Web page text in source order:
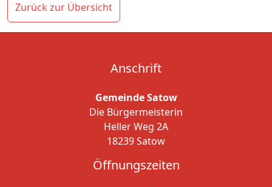
Zurück zur Übersicht
Anschrift
Gemeinde Satow
Die Bürgermeisterin
Heller Weg 2A
18239 Satow
Öffnungszeiten